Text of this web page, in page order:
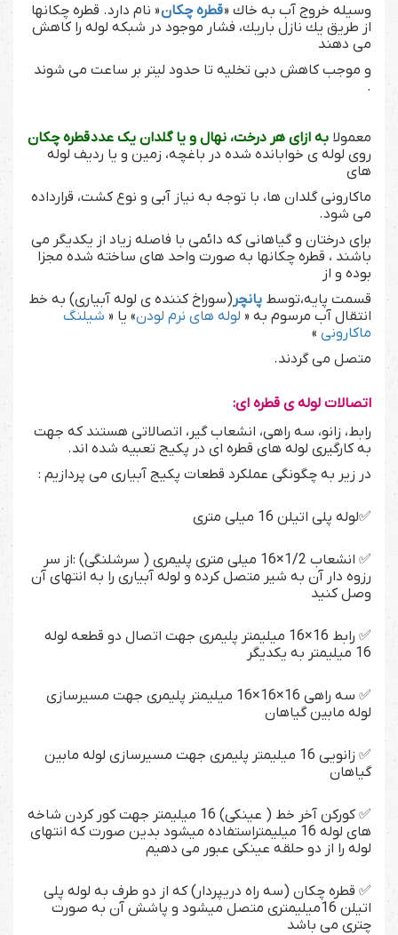
وسیله خروج آب به خاك «قطره چكان« نام دارد. قطره چكانها
از طریق یك نازل باریك، فشار موجود در شبكه لوله را كاهش
می دهند
و موجب كاهش دبی تخلیه تا حدود لیتر بر ساعت می شوند
.
معمولا به ازای هر درخت، نهال و یا گلدان یک عدد قطره چکان
روی لوله ی خوابانده شده در باغچه، زمین و یا ردیف لوله
های
ماکارونی گلدان ها، با توجه به نیاز آبی و نوع کشت، قرارداده
می شود.
برای درختان و گیاهانی که دائمی با فاصله زیاد از یكدیگر می
باشند ، قطره چكانها به صورت واحد های ساخته شده مجزا
بوده و از
قسمت پایه،توسط پانچر (سوراخ کننده ی لوله آبیاری) به خط
انتقال آب مرسوم به « لوله های نرم لودن» یا « شیلنگ
ماکارونی »
متصل می گردند.
اتصالات لوله ی قطره ای:
رابط، زانو، سه راهی، انشعاب گیر، اتصالاتی هستند که جهت
به کارگیری لوله های قطره ای در پکیج تعبیه شده اند.
در زیر به چگونگی عملکرد قطعات پکیج آبیاری می پردازیم :
✅لوله پلی اتیلن 16 میلی متری
✅ انشعاب 1/2×16 میلی متری پلیمری ( سرشلنگی) :از سر
رزوه دار آن به شیر متصل کرده و لوله آبیاری را به انتهای آن
وصل کنید
✅ رابط 16×16 میلیمتر پلیمری جهت اتصال دو قطعه لوله
16 میلیمتر به یکدیگر
✅ سه راهی 16×16×16 میلیمتر پلیمری جهت مسیرسازی
لوله مابین گیاهان
✅ زانویی 16 میلیمتر پلیمری جهت مسیرسازی لوله مابین
گیاهان
✅ کورکن آخر خط ( عینکی) 16 میلیمتر جهت کور کردن شاخه
های لوله 16 میلیمتراستفاده میشود بدین صورت که انتهای
لوله را از دو حلقه عینکی عبور می دهیم
✅ قطره چکان (سه راه دریپردار) که از دو طرف به لوله پلی
اتیلن 16میلیمتری متصل میشود و پاشش آن به صورت
چتری می باشد